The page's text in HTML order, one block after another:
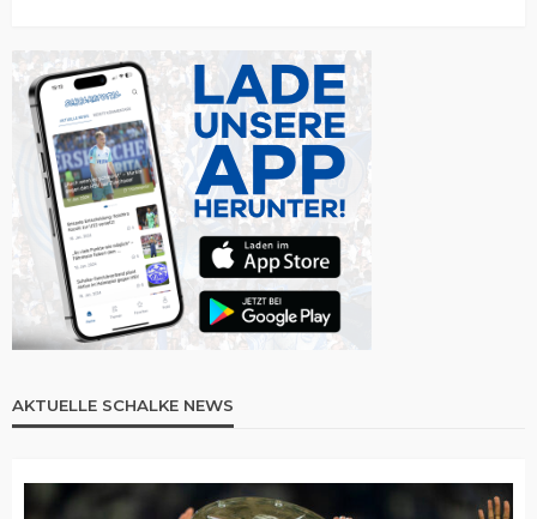
AKTUELLE SCHALKE NEWS